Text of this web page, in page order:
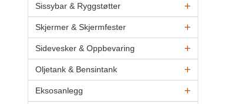
Sissybar & Ryggstøtter
Skjermer & Skjermfester
Sidevesker & Oppbevaring
Oljetank & Bensintank
Eksosanlegg